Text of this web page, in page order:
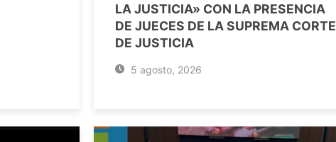
LA JUSTICIA» CON LA PRESENCIA
DE JUECES DE LA SUPREMA CORTE
DE JUSTICIA
5 agosto, 2026